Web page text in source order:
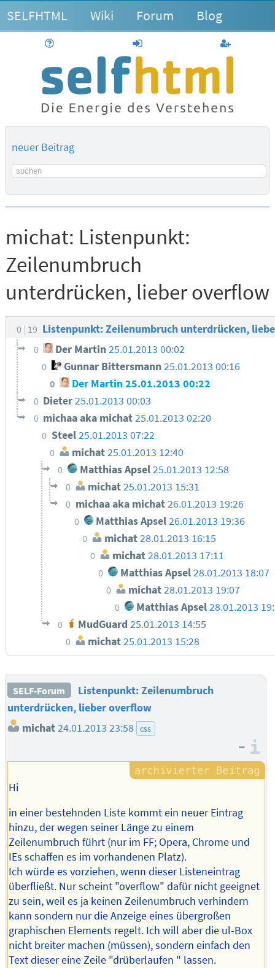
SELFHTML Wiki Forum Blog
anmelden
neuer Beitrag
Suchbegriff
michat: Listenpunkt:
Zeilenumbruch
unterdrücken, lieber overflow
0 19 Listenpunkt: Zeilenumbruch unterdrücken,
0 Der Martin25.01.2013 00:02
0 Gunnar Bittersmann 25.01.2013 00:16
0 Der Martin25.01.2013 00:22
0 Dieter25.01.2013 00:03
0 michaa aka michat25.01.2013 02:20
0 Steel25.01.2013 07:22
0 michat25.01.2013 12:40
0 Matthias Apsel25.01.2013 12:58
0 michat25.01.2013 15:31
0 michaa aka michat26.01.2013 19:26
0 Matthias Apsel26.01.2013 19:36
0 michat 28.01.2013 16:15
0 michat28.01.2013 17:11
0 Matthias Apsel28.01.2013 18:07
0 michat28.01.2013 19:07
0 Matthias Apsel28.01.2013
0 MudGuard 25.01.2013 14:55
0 michat25.01.2013 15:28
SELF-Forum
Listenpunkt: Zeilenumbruch
unterdrücken, lieber overflow
michat 24.01.2013 23:58 css
–
Hi
in einer bestehnden Liste kommt ein neuer Eintrag
hinzu, der wegen seiner Länge zu einem
Zeilenumbruch führt (nur im FF; Opera, Chrome und
IEs schaffen es im vorhandenen Platz).
Ich würde es vorziehen, wenn dieser Listeneintrag
überfließt. Nur scheint "overflow" dafür nicht geeignet
zu sein, weil es ja keinen Zeilenumbruch verhindern
kann sondern nur die Anzeige eines übergroßen
graphischen Elements regelt. Ich will aber die ul-Box
nicht breiter machen (müssen), sondern einfach den
Text dieser eine Zeile "drüberlaufen " lassen.